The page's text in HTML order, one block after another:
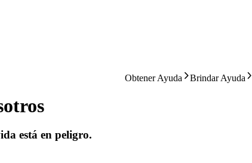
Obtener Ayuda Brindar Ayuda
está en peligro.